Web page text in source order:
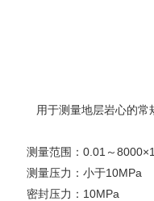
用于测量地层岩心的常
测量范围：0.01～
测量压力：小于10MPa
密封压力：10MPa